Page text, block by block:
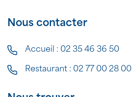
Nous contacter
Accueil : 02 35 46 36 50
Restaurant : 02 77 00 28 00